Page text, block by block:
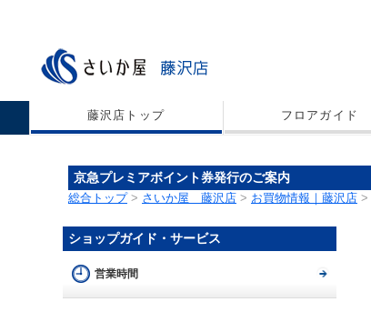
藤沢店トップ フロアガイド
京急プレミアボイント券発行のご案内
総合トップ > さいか屋 藤沢店 > お買物情報｜藤沢店 >
ショップガイド・サービス
営業時間